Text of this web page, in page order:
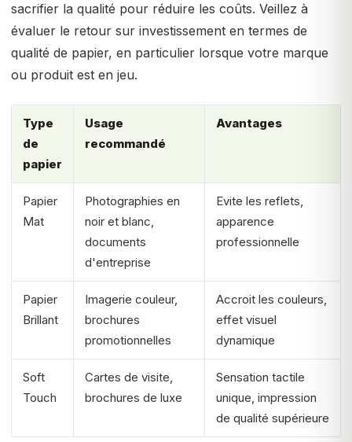
sacrifier la qualité pour réduire les coûts. Veillez à
évaluer le retour sur investissement en termes de
qualité de papier, en particulier lorsque votre marque
ou produit est en jeu.
Type
de
papier
Usage
recommandé
Avantages
Papier
Mat
Photographies en
noir et blanc,
documents
d'entreprise
Evite les reflets,
apparence
professionnelle
Papier
Brillant
Imagerie couleur,
brochures
promotionnelles
Accroit les couleurs,
effet visuel
dynamique
Soft
Touch
Cartes de visite,
brochures de luxe
Sensation tactile
unique, impression
de qualité supérieure